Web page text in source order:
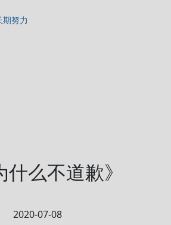
努力
什么不道歉》
2020-07-08